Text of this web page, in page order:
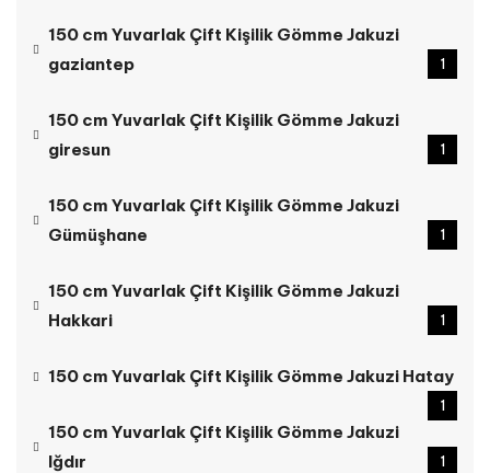
150 cm Yuvarlak Çift Kişilik Gömme Jakuzi
gaziantep
1
150 cm Yuvarlak Çift Kişilik Gömme Jakuzi
giresun
1
150 cm Yuvarlak Çift Kişilik Gömme Jakuzi
Gümüşhane
1
150 cm Yuvarlak Çift Kişilik Gömme Jakuzi
Hakkari
1
150 cm Yuvarlak Çift Kişilik Gömme Jakuzi Hatay
1
150 cm Yuvarlak Çift Kişilik Gömme Jakuzi
Iğdır
1